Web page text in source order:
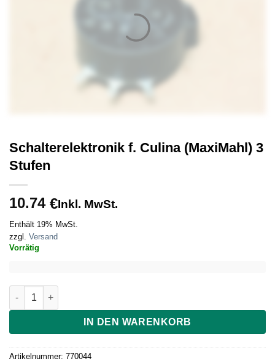
Schalterelektronik f. Culina (MaxiMahl) 3
Stufen
10.74 €Inkl. MwSt.
Enthält 19% MwSt.
zzgl. Versand
Vorrätig
Schalterelektronik f. Culina (MaxiMahl) 3 Stufen Menge
IN DEN WARENKORB
Artikelnummer: 770044